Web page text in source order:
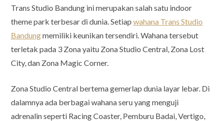
Trans Studio Bandung ini merupakan salah satu indoor
theme park terbesar di dunia. Setiap wahana Trans Studio
Bandungmemiliki keunikan tersendiri. Wahana tersebut
terletak pada 3 Zona yaitu Zona Studio Central, Zona Lost
City, dan Zona Magic Corner.
Zona Studio Central bertema gemerlap dunia layar lebar. Di
dalamnya ada berbagai wahana seru yang menguji
adrenalin seperti Racing Coaster, Pemburu Badai, Vertigo,